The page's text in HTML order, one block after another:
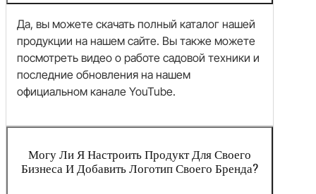
Да, вы можете скачать полный каталог нашей
продукции на нашем сайте. Вы также можете
посмотреть видео о работе садовой техники и
последние обновления на нашем
официальном канале YouTube.
Могу Ли Я Настроить Продукт Для Своего
Бизнеса И Добавить Логотип Своего Бренда?